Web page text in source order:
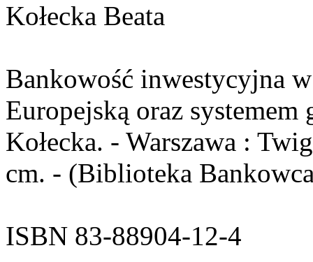
Kołecka Beata
Bankowość inwestycyjna
Europejską oraz
Kołecka. - Warszawa :
cm. - (Biblioteka
ISBN 83-88904-12-4